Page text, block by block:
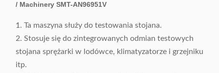
/ Machinery SMT-AN96951V
1. Ta maszyna służy do testowania stojana.
2. Stosuje się do zintegrowanych odmian testowych
stojana sprężarki w lodówce, klimatyzatorze i grzejniku
itp.